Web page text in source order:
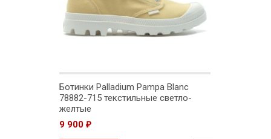
Ботинки Palladium Pampa Blanc
78882-715 текстильные светло-
желтые
9 900 ₽